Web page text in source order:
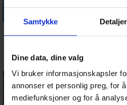
Samtykke Detaljer
Dine data, dine valg
Vi bruker informasjonskapsler
annonser et personlig preg, for
mediefunksjoner og for å
Star Wars
Brettspill
1 499,- Antall på
lager:1
Brettspill
546,-